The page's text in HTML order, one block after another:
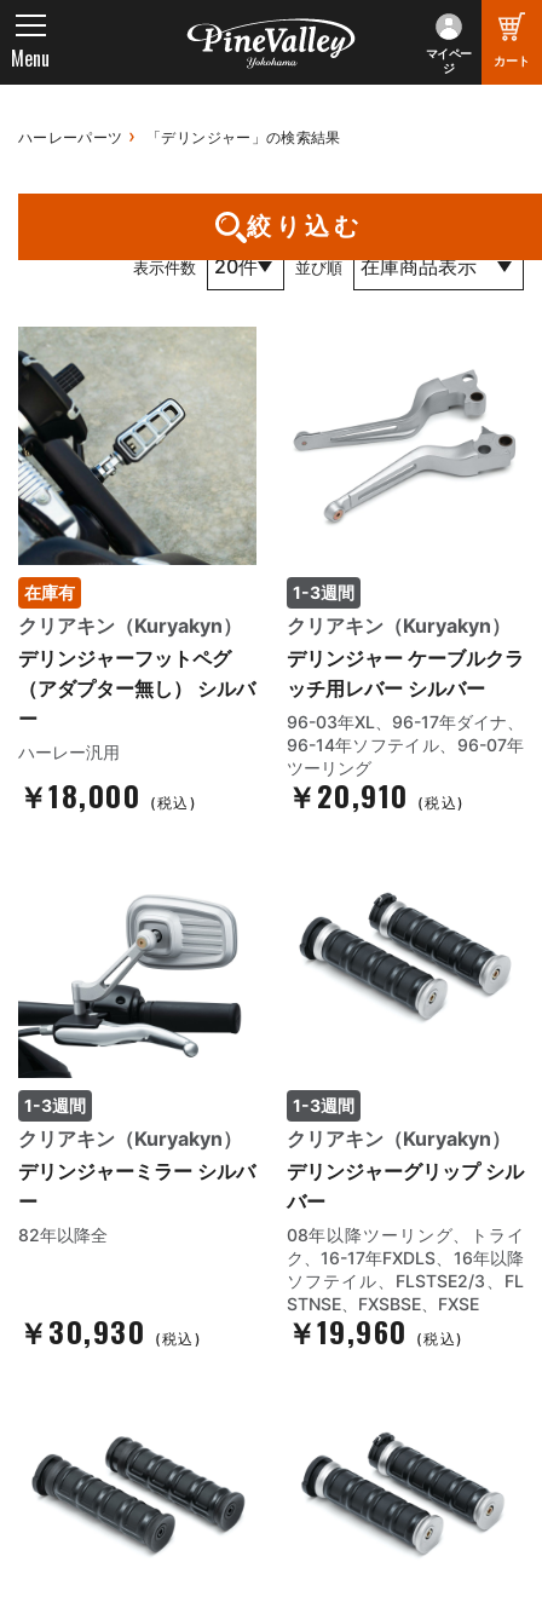
マイペー
ジ
カート
Menu
ハーレーパーツ 「デリンジャー」の検索結果
絞り込む
1件～14件 （全14件） 1 / 1 ページ
表示件数 並び順
在庫有
クリアキン（Kuryakyn）
デリンジャーフットペグ
（アダプター無し） シルバ
ー
ハーレー汎用
￥18,000 (税込)
1-3週間
クリアキン（Kuryakyn）
デリンジャー ケーブルクラ
ッチ用レバー シルバー
96-03年XL、96-17年ダイナ、
96-14年ソフテイル、96-07年
ツーリング
￥20,910 (税込)
1-3週間
クリアキン（Kuryakyn）
デリンジャーミラー シルバ
ー
82年以降全
￥30,930 (税込)
1-3週間
クリアキン（Kuryakyn）
デリンジャーグリップ シル
バー
08年以降ツーリング、トライ
ク、16-17年FXDLS、16年以降
ソフテイル、FLSTSE2/3、FL
STNSE、FXSBSE、FXSE
￥19,960 (税込)